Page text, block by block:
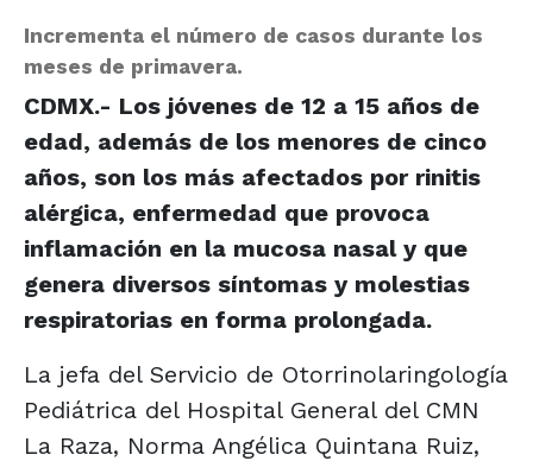
Incrementa el número de casos durante los
meses de primavera.
CDMX.- Los jóvenes de 12 a 15 años de
edad, además de los menores de cinco
años, son los más afectados por rinitis
alérgica, enfermedad que provoca
inflamación en la mucosa nasal y que
genera diversos síntomas y molestias
respiratorias en forma prolongada.
La jefa del Servicio de Otorrinolaringología
Pediátrica del Hospital General del CMN
La Raza, Norma Angélica Quintana Ruiz,